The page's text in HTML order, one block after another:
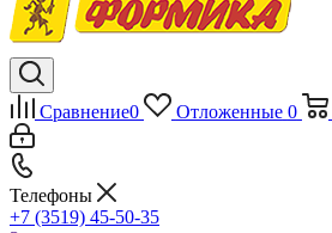
Сравнение0 Отложенные 0
Телефоны
+7 (3519) 45-50-35